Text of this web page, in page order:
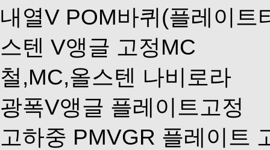
내열V POM바퀴(플레이트
스텐 V앵글 고정MC
철,MC,올스텐 나비로라
광폭V앵글 플레이트고정
고하중 PMVGR 플레이트